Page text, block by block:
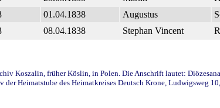
01.04.1838 Augustus
08.04.1838 Stephan Vincent
Koszalin, früher Köslin, in Polen. Die Anschrift lautet:
Heimatstube des Heimatkreises Deutsch Krone, Ludwigsweg